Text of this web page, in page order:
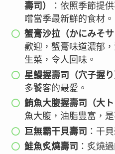
壽司）
：依照季節提
嚐當季最新鮮的食材。
蟹膏沙拉（かにみそサ
歡迎，蟹膏味道濃郁
生菜，令人回味。
星鰻握壽司（穴子握り
多饕客的最愛。
鮪魚大腹握壽司（大ト
魚大腹，油脂豐富，
巨無霸干貝壽司 ：干
鮭魚炙燒壽司 ：炙燒